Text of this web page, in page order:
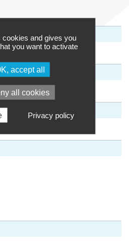
cookies and gives you
you want to activate
accept all
all cookies
Privacy policy